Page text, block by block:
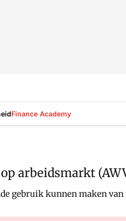
Finance Academy
arbeidsmarkt
gebruik kunnen maken